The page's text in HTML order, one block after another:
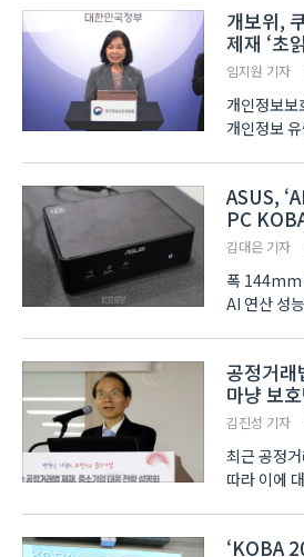
이에 대한
상황이다.
여의도 중소
개보위,
제재 ‘초
시 매출
임지원 기자
개인정보
개인정보
개보위는 사
보호체계를
개편하고,
ASUS,
PC
김대은 기자
폭 144mm
AI 연산 성능 강화 에이
미디어·음
참가해 미
공정거래
마냥 보
김진성 기자
최근 공정
따라 이에
거래에 있
‘KOBA